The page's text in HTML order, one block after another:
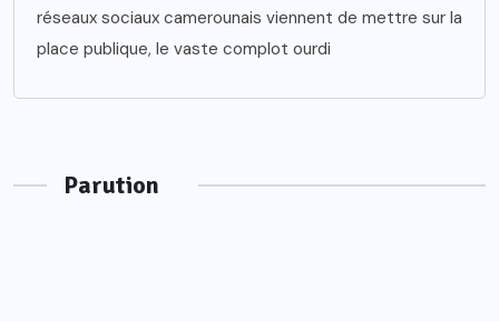
réseaux sociaux camerounais viennent de mettre sur la
place publique, le vaste complot ourdi
Parution